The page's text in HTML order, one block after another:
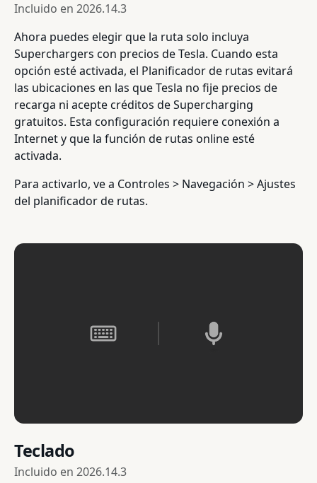
Incluido en 2026.14.3
Ahora puedes elegir que la ruta solo incluya
Superchargers con precios de Tesla. Cuando esta
opción esté activada, el Planificador de rutas evitará
las ubicaciones en las que Tesla no fije precios de
recarga ni acepte créditos de Supercharging
gratuitos. Esta configuración requiere conexión a
Internet y que la función de rutas online esté
activada.
Para activarlo, ve a Controles > Navegación > Ajustes
del planificador de rutas.
Teclado
Incluido en 2026.14.3